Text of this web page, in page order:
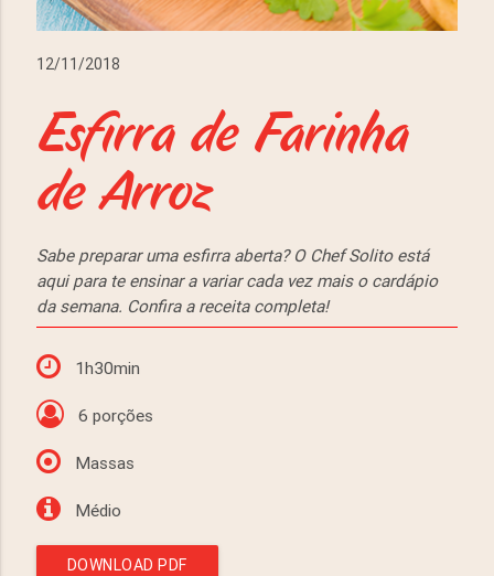
12/11/2018
Esfirra de Farinha
de Arroz
Sabe preparar uma esfirra aberta? O Chef Solito está
aqui para te ensinar a variar cada vez mais o cardápio
da semana. Confira a receita completa!
1h30min
6 porções
Massas
Médio
DOWNLOAD PDF